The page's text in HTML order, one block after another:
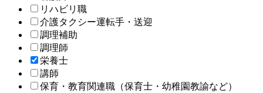
リハビリ職
介護タクシー運転手・送迎
調理補助
調理師
栄養士
講師
保育・教育関連職（保育士・幼稚園教諭など）